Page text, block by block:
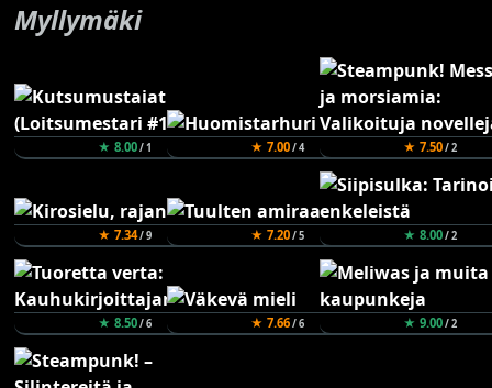
Myllymäki
★ 8.00/ 1 ★ 7.00/ 4 ★ 7.50/ 2
★ 7.34/ 9 ★ 7.20/ 5 ★ 8.00/ 2
★ 8.50/ 6 ★ 7.66/ 6 ★ 9.00/ 2